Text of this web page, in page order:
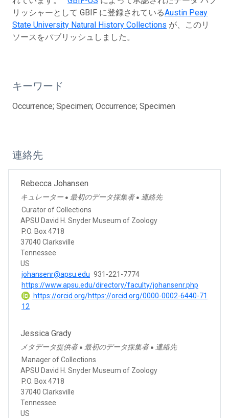
リッシャーとして GBIF に登録されているAustin Peay
State University Natural History Collections が、このリ
ソースをパブリッシュしました。
キーワード
Occurrence; Specimen; Occurrence; Specimen
連絡先
Rebecca Johansen
キュレーター ● 最初のデータ採集者 ● 連絡先
Curator of Collections
APSU David H. Snyder Museum of Zoology
P.O. Box 4718
37040 Clarksville
Tennessee
US
johansenr@apsu.edu 931-221-7774
https://www.apsu.edu/directory/faculty/johansenr.php
https://orcid.org/https://orcid.org/0000-0002-6440-71
12
Jessica Grady
メタデータ提供者 ● 最初のデータ採集者 ● 連絡先
Manager of Collections
APSU David H. Snyder Museum of Zoology
P.O. Box 4718
37040 Clarksville
Tennessee
US